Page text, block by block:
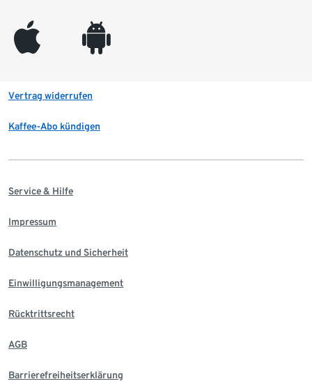
appleinc android
Vertrag widerrufen
Kaffee-Abo kündigen
Service & Hilfe
Impressum
Datenschutz und Sicherheit
Einwilligungsmanagement
Rücktrittsrecht
AGB
Barrierefreiheitserklärung